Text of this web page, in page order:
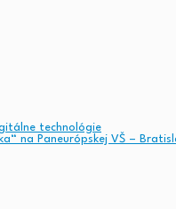
technológie
na Paneurópskej VŠ –